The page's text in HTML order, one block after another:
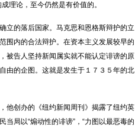
理论，至今仍然是有价值的。
的落后国家。马克思和恩格斯辩护的立
围内的合法辩护。在资本主义发展较早的
被告人坚持新闻属实就不能认定诽谤的原
由的企图。这就是发生于１７３５年的北
创办的《纽约新闻周刊》揭露了纽约英
局以“煽动性的诽谤”，“力图以最恶毒的